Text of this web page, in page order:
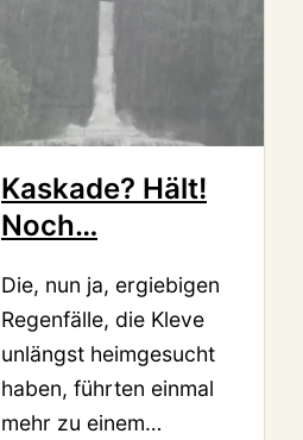
Kaskade? Hält!
Noch…
Die, nun ja, ergiebigen
Regenfälle, die Kleve
unlängst heimgesucht
haben, führten einmal
mehr zu einem…